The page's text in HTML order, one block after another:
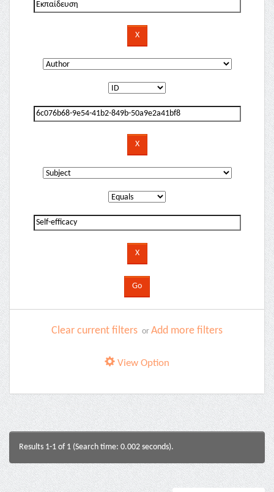
Clear current filters or Add more filters
View Option
Results 1-1 of 1 (Search time: 0.002 seconds).